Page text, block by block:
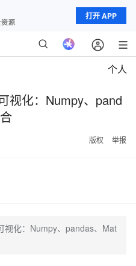
打开 APP
个人
视化：Numpy、pand
版权 举报
视化：Numpy、pandas、Mat